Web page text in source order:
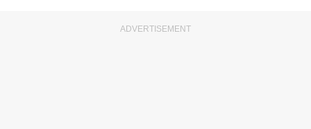
ADVERTISEMENT